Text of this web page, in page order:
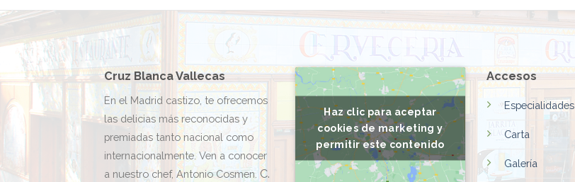
Cruz Blanca Vallecas
En el Madrid castizo, te ofrecemos
las delicias más reconocidas y
premiadas tanto nacional como
internacionalmente. Ven a conocer
a nuestro chef, Antonio Cosmen. C.
Haz clic para aceptar
cookies de marketing y
permitir este contenido
Accesos
Especialidades
Carta
Galería